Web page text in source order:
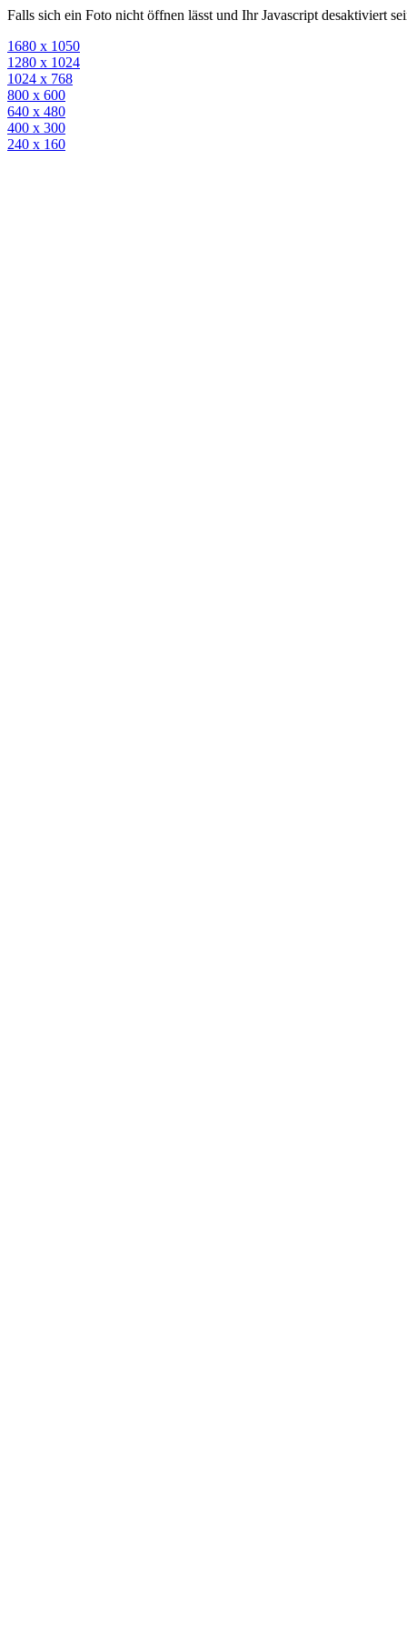
Falls sich ein Foto nicht öffnen lässt und Ihr Javascript desaktiviert
1680 x 1050
1280 x 1024
1024 x 768
800 x 600
640 x 480
400 x 300
240 x 160